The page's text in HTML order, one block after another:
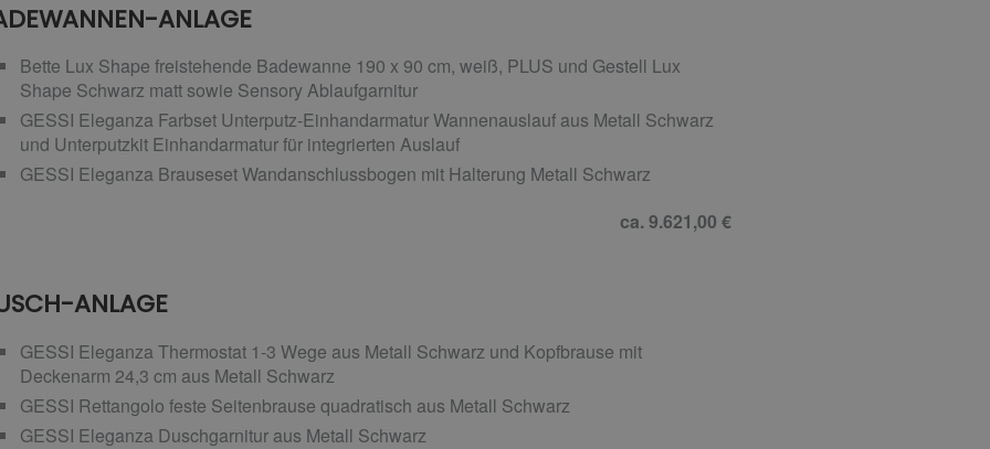
ANLAGE
Bette Lux Shape freistehende Badewanne 190 x 90 cm, weiß, PLUS und Gestell Lux
Shape Schwarz matt sowie Sensory Ablaufgarnitur
GESSI Eleganza Farbset Unterputz-Einhandarmatur Wannenauslauf aus Metall Schwarz
und Unterputzkit Einhandarmatur für integrierten Auslauf
GESSI Eleganza Brauseset Wandanschlussbogen mit Halterung Metall Schwarz
ca. 9.621,00 €
ANLAGE
GESSI Eleganza Thermostat 1-3 Wege aus Metall Schwarz und Kopfbrause mit
Deckenarm 24,3 cm aus Metall Schwarz
GESSI Rettangolo feste Seitenbrause quadratisch aus Metall Schwarz
GESSI Eleganza Duschgarnitur aus Metall Schwarz